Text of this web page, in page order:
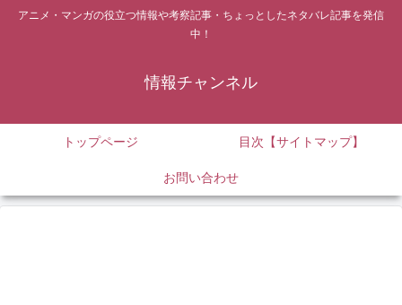
アニメ・マンガの役立つ情報や考察記事・ちょっとしたネタバレ記事を発信
中！
情報チャンネル
トップページ 目次【サイトマップ】
お問い合わせ